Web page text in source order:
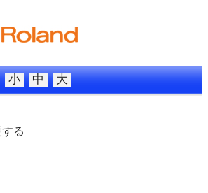
小 中 大
る